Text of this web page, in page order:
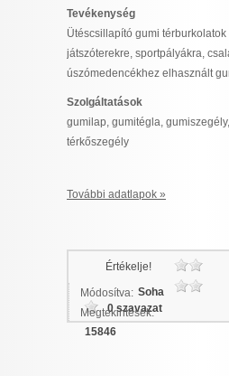
Data Deletion
Tevékenység
Ütéscsillapító gumi térburkolatok
játszóterekre, sportpályákra,
úszómedencékhez elhasznált
Szolgáltatások
gumilap, gumitégla,
térkőszegély
További adatlapok »
Értékelje!
0 szavazat
Módosítva: Soha
Megtekintések:
15846